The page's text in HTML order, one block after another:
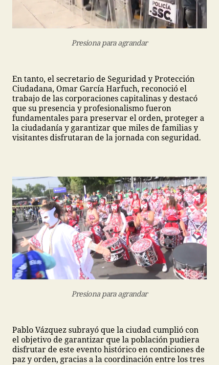
Presiona para agrandar
En tanto, el secretario de Seguridad y Protección
Ciudadana, Omar García Harfuch, reconoció el
trabajo de las corporaciones capitalinas y destacó
que su presencia y profesionalismo fueron
fundamentales para preservar el orden, proteger a
la ciudadanía y garantizar que miles de familias y
visitantes disfrutaran de la jornada con seguridad.
Presiona para agrandar
Pablo Vázquez subrayó que la ciudad cumplió con
el objetivo de garantizar que la población pudiera
disfrutar de este evento histórico en condiciones de
paz y orden, gracias a la coordinación entre los tres